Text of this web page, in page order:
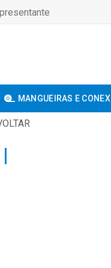
MANGUEIRAS E